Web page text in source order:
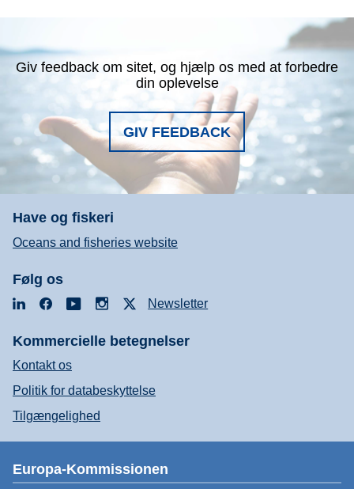
Giv feedback om sitet, og hjælp os med at forbedre
din oplevelse
GIV FEEDBACK
Have og fiskeri
Oceans and fisheries website
Følg os
LinkedInFacebookYouTubeInstagramNewsletter
Kommercielle betegnelser
Kontakt os
Politik for databeskyttelse
Tilgængelighed
Europa-Kommissionen